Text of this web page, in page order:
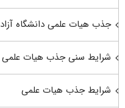
جذب هیات علمی دانشگاه آزاد
شرایط سنی جذب هیات علمی
شرایط جذب هیات علمی